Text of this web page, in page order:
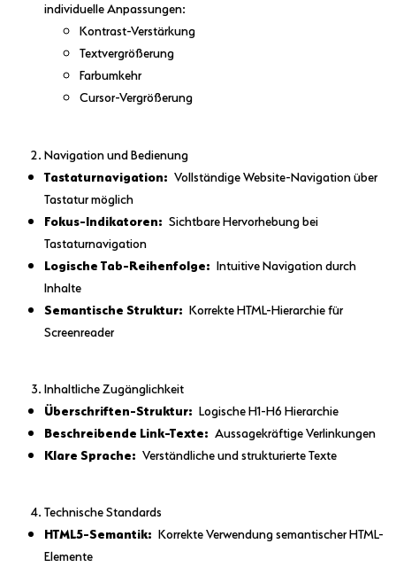
individuelle Anpassungen:
Kontrast-Verstärkung
Textvergrößerung
Farbumkehr
Cursor-Vergrößerung
Navigation und Bedienung
Tastaturnavigation: Vollständige Website-Navigation über
Tastatur möglich
Fokus-Indikatoren: Sichtbare Hervorhebung bei
Tastaturnavigation
Logische Tab-Reihenfolge: Intuitive Navigation durch
Inhalte
Semantische Struktur: Korrekte HTML-Hierarchie für
Screenreader
Inhaltliche Zugänglichkeit
Überschriften-Struktur: Logische H1-H6 Hierarchie
Beschreibende Link-Texte: Aussagekräftige Verlinkungen
Klare Sprache: Verständliche und strukturierte Texte
Technische Standards
HTML5-Semantik: Korrekte Verwendung semantischer HTML-
Elemente